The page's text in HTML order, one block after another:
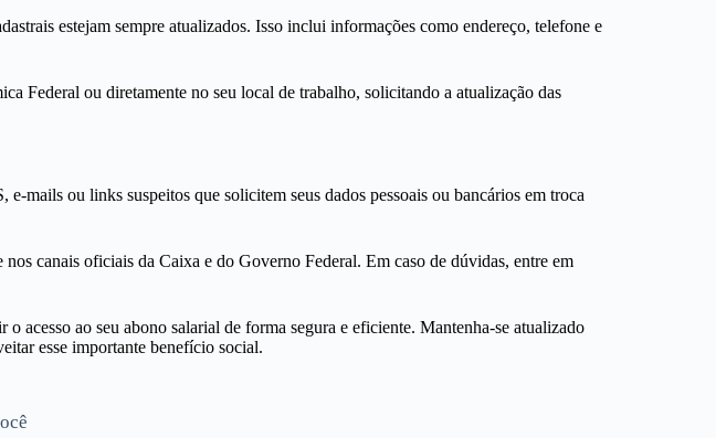
estejam sempre atualizados. Isso inclui informações como endereço, telefone e
Federal ou diretamente no seu local de trabalho, solicitando a atualização das
mails ou links suspeitos que solicitem seus dados pessoais ou bancários em troca
canais oficiais da Caixa e do Governo Federal. Em caso de dúvidas, entre em
acesso ao seu abono salarial de forma segura e eficiente. Mantenha-se atualizado
esse importante benefício social.